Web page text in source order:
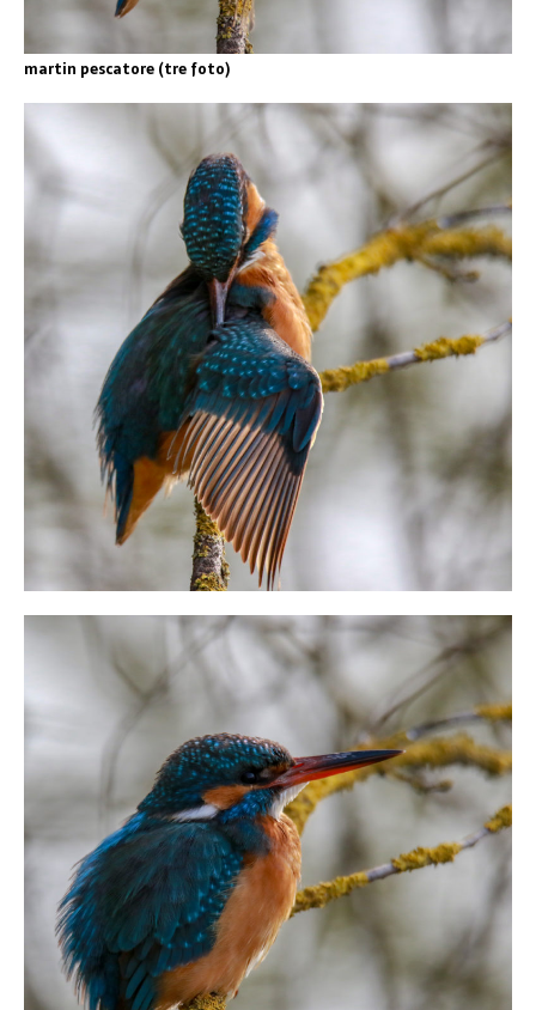
martin pescatore (tre foto)